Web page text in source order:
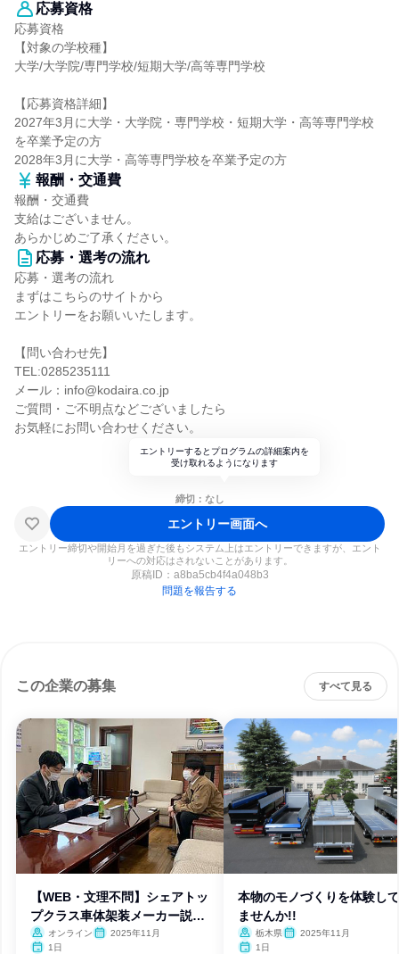
応募資格
応募資格
【対象の学校種】
大学/大学院/専門学校/短期大学/高等専門学校
【応募資格詳細】
2027年3月に大学・大学院・専門学校・短期大学・高等専門学校
を卒業予定の方
2028年3月に大学・高等専門学校を卒業予定の方
報酬・交通費
報酬・交通費
支給はございません。
あらかじめご了承ください。
応募・選考の流れ
応募・選考の流れ
まずはこちらのサイトから
エントリーをお願いいたします。
【問い合わせ先】
TEL:0285235111
メール：info@kodaira.co.jp
ご質問・ご不明点などございましたら
お気軽にお問い合わせください。
エントリーするとプログラムの詳細案内を
受け取れるようになります
締切：なし
エントリー画面へ
エントリー締切や開始月を過ぎた後もシステム上はエントリーできますが、エント
リーへの対応はされないことがあります。
原稿ID： a8ba5cb4f4a048b3
問題を報告する
この企業の募集 すべて見る
【WEB・文理不問】シェアトッ
プクラス車体架装メーカー説明
会
オンライン
2025年11月
1日
本物のモノづくりを体験し
ませんか!!
栃木県
2025年11月
1日